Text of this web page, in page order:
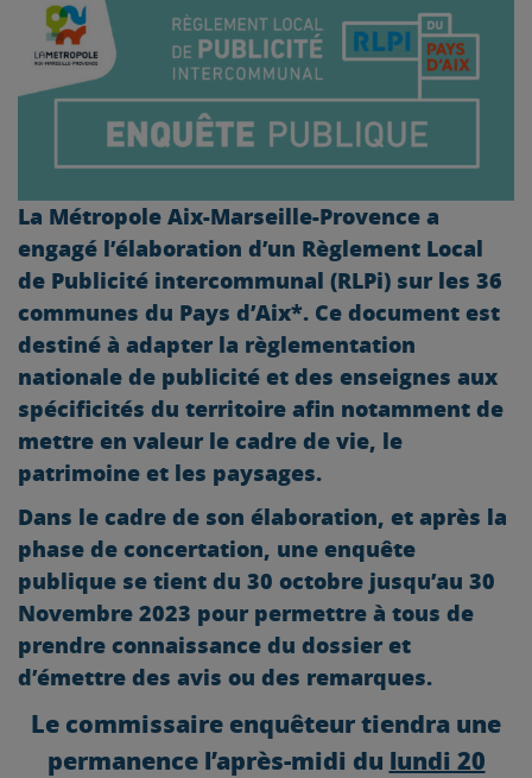
La Métropole Aix-Marseille-Provence a
engagé l’élaboration d’un Règlement Local
de Publicité intercommunal (RLPi) sur les 36
communes du Pays d’Aix*. Ce document est
destiné à adapter la règlementation
nationale de publicité et des enseignes aux
spécificités du territoire afin notamment de
mettre en valeur le cadre de vie, le
patrimoine et les paysages.
Dans le cadre de son élaboration, et après la
phase de concertation, une enquête
publique se tient du 30 octobre jusqu’au 30
Novembre 2023 pour permettre à tous de
prendre connaissance du dossier et
d’émettre des avis ou des remarques.
Le commissaire enquêteur tiendra une
permanence l’après-midi du lundi 20